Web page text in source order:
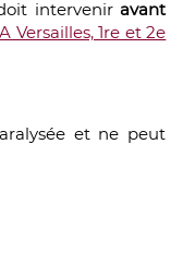
interveniravant
Versailles, 1re et 2e
et ne peut